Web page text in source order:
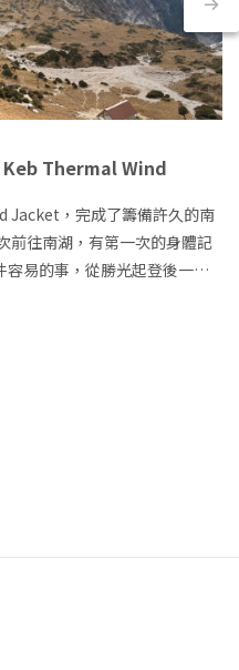
Keb Thermal Wind
，完成了籌備許久的南
前往南湖，有第一次的身體記
易的事，從勝光起登後一路
自己身體對話的過程。▸重溫
路很安靜，想到隔天即將背
待又緊張。 Day 1 重裝翻越
象很深的一點，是它不像傳統